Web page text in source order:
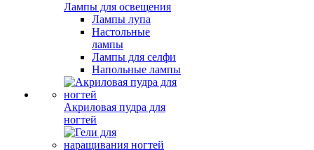
Лампы для освещения
Лампы лупа
Настольные
лампы
Лампы для селфи
Напольные лампы
Акриловая пудра для
ногтей